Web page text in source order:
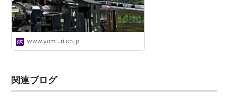
www.yomiuri.co.jp
関連ブログ